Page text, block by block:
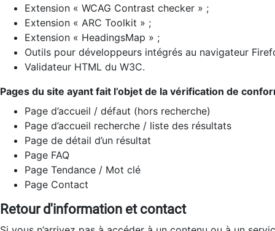
Extension « WCAG Contrast checker » ;
Extension « ARC Toolkit » ;
Extension « HeadingsMap » ;
Outils pour développeurs intégrés au navigateur
Validateur HTML du W3C.
Pages du site ayant fait l’objet de la vérification de
Page d’accueil / défaut (hors recherche)
Page d’accueil recherche / liste des résultats
Page de détail d’un résultat
Page FAQ
Page Tendance / Mot clé
Page Contact
Retour d'information et contact